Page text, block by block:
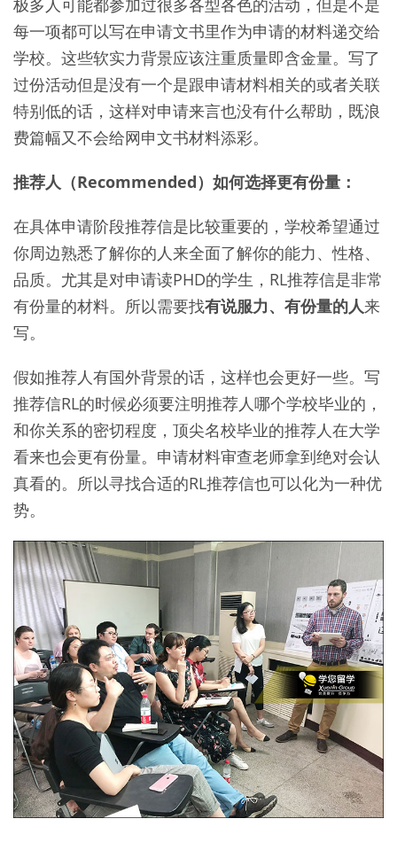
每一项都可以写在申请文书里作为申请的材料递交给
学校。这些软实力背景应该注重质量即含金量。写了
过份活动但是没有一个是跟申请材料相关的或者关联
特别低的话，这样对申请来言也没有什么帮助，既浪
费篇幅又不会给网申文书材料添彩。
推荐人（Recommended）如何选择更有份量：
在具体申请阶段推荐信是比较重要的，学校希望通过
你周边熟悉了解你的人来全面了解你的能力、性格、
品质。尤其是对申请读PHD的学生，RL推荐信是非常
有份量的材料。所以需要找有说服力、有份量的人来
写。
假如推荐人有国外背景的话，这样也会更好一些。写
推荐信RL的时候必须要注明推荐人哪个学校毕业的，
和你关系的密切程度，顶尖名校毕业的推荐人在大学
看来也会更有份量。申请材料审查老师拿到绝对会认
真看的。所以寻找合适的RL推荐信也可以化为一种优
势。